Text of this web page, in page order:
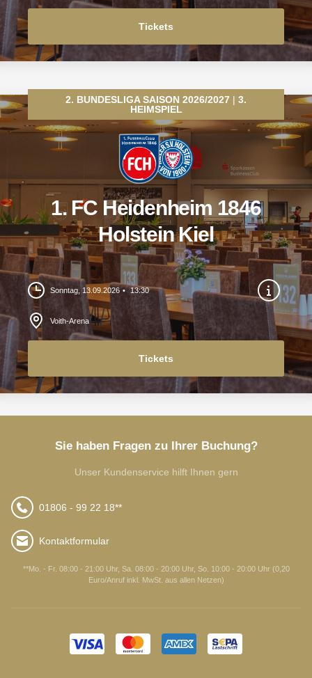
Tickets
2. BUNDESLIGA SAISON 2026/2027
3.
HEIMSPIEL
1. FC Heidenheim 1846
Holstein Kiel
Sonntag, 13.09.2026 13:30
Voith-Arena
Tickets
Sie haben Fragen zu Ihrer Buchung?
Unser Kundenservice hilft Ihnen gern
01806 - 99 22 18**
Kontaktformular
**Mo. - Fr. 08:00 - 21:00 Uhr, Sa. 08:00 - 20:00 Uhr, So. 10:00 - 20:00 Uhr (0,20
Euro/Anruf inkl. MwSt. aus allen Netzen)